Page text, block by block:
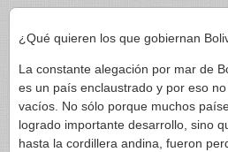
¿Qué quieren los que gobiernan
La constante alegación por mar de
es un país enclaustrado y por eso
vacíos. No sólo porque muchos
logrado importante desarrollo, sino
hasta la cordillera andina, fueron